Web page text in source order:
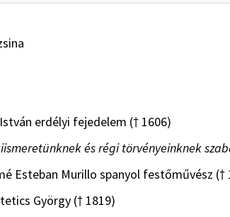
erdélyi fejedelem († 1606)
és régi törvényeinknek
Esteban Murillo spanyol festőművész (†
György († 1819)